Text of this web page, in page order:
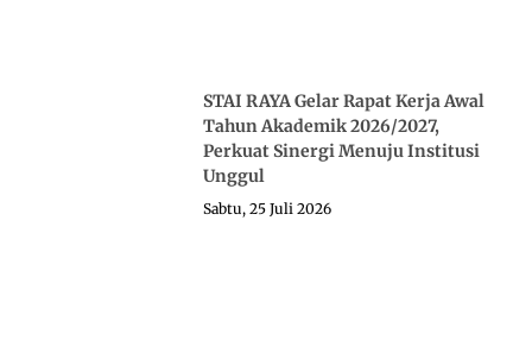
STAI RAYA Gelar Rapat Kerja Awal
Tahun Akademik 2026/2027,
Perkuat Sinergi Menuju Institusi
Unggul
Sabtu, 25 Juli 2026